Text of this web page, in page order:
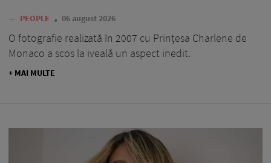
— PEOPLE 06 august 2026
O fotografie realizată în 2007 cu Prințesa Charlene de
Monaco a scos la iveală un aspect inedit.
+ MAI MULTE